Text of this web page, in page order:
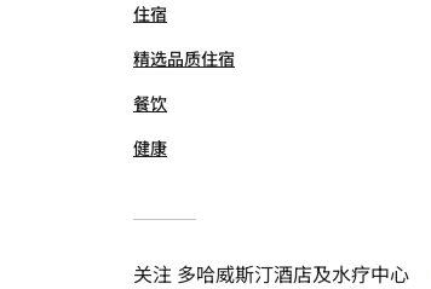
住宿
精选品质住宿
餐饮
健康
关注 多哈威斯汀酒店及水疗中心